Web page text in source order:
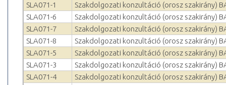
SLA071-1
Szakdolgozati konzultáció (orosz szakirány)
SLA071-6
Szakdolgozati konzultáció (orosz szakirány)
SLA071-7
Szakdolgozati konzultáció (orosz szakirány)
SLA071-8
Szakdolgozati konzultáció (orosz szakirány)
SLA071-5
Szakdolgozati konzultáció (orosz szakirány)
SLA071-3
Szakdolgozati konzultáció (orosz szakirány)
SLA071-4
Szakdolgozati konzultáció (orosz szakirány)